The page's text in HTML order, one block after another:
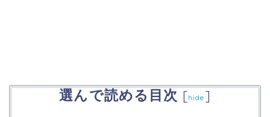
選んで読める目次 [hide ]